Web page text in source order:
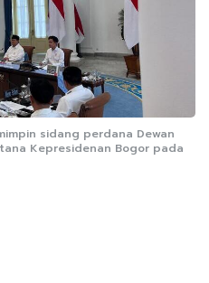
sidang perdana Dewan
Kepresidenan Bogor pada